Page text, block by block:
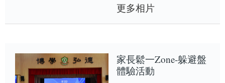
更多相片
家長鬆一Zone-躲避盤
體驗活動